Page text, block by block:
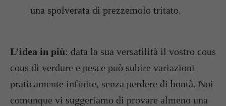
una spolverata di prezzemolo tritato.
L’idea in più: data la sua versatilità il vostro cous
cous di verdure e pesce può subire variazioni
praticamente infinite, senza perdere di bontà. Noi
comunque vi suggeriamo di provare almeno una